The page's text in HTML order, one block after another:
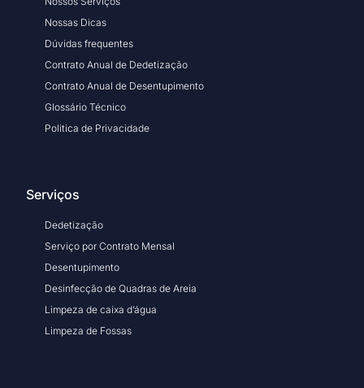
Nossas Dicas
Dúvidas frequentes
Contrato Anual de Dedetização
Contrato Anual de Desentupimento
Glossário Técnico
Politica de Privacidade
Serviços
Dedetização
Serviço por Contrato Mensal
Desentupimento
Desinfecção de Quadras de Areia
Limpeza de caixa d’água
Limpeza de Fossas